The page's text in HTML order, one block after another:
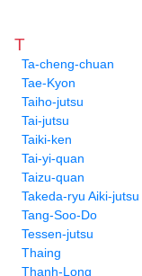
T
Ta-cheng-chuan
Tae-Kyon
Taiho-jutsu
Tai-jutsu
Taiki-ken
Tai-yi-quan
Taizu-quan
Takeda-ryu Aiki-jutsu
Tang-Soo-Do
Tessen-jutsu
Thaing
Thanh-Long